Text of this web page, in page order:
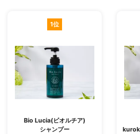
1位
Bio Lucia(ビオルチア)
シャンプー